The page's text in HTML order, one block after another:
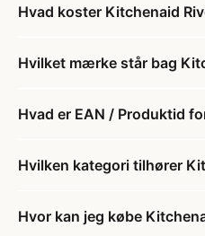
Hvad koster Kitchenaid
Hvilket mærke står bag
Hvad er EAN / Produktid
Hvilken kategori tilhører
Hvor kan jeg købe